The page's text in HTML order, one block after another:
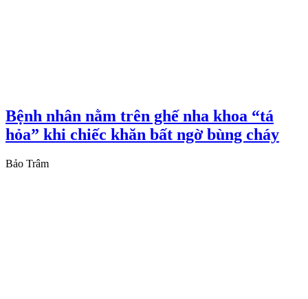
Bệnh nhân nằm trên ghế nha khoa “tá
hỏa” khi chiếc khăn bất ngờ bùng cháy
Bảo Trâm